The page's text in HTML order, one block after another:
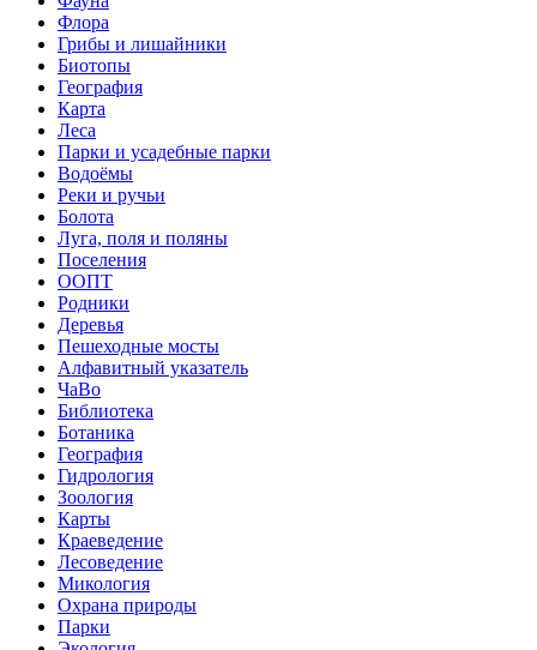
Флора
Грибы и лишайники
Биотопы
География
Карта
Леса
Парки и усадебные парки
Водоёмы
Реки и ручьи
Болота
Луга, поля и поляны
Поселения
ООПТ
Родники
Деревья
Пешеходные мосты
Алфавитный указатель
ЧаВо
Библиотека
Ботаника
География
Гидрология
Зоология
Карты
Краеведение
Лесоведение
Микология
Охрана природы
Парки